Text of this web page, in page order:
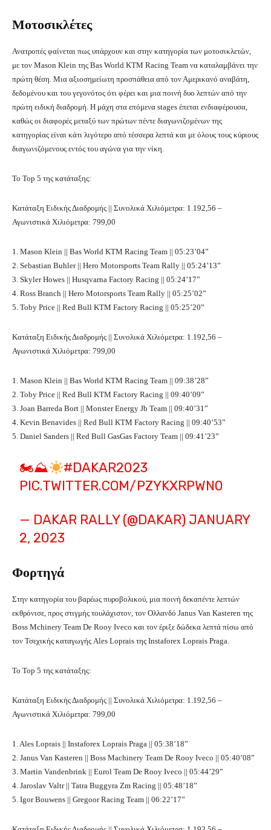
Μοτοσικλέτες
Ανατροπές φαίνεται πως υπάρχουν και στην κατηγορία των μοτοσικλετών,
με τον Mason Klein της Bas World KTM Racing Team να καταλαμβάνει την
πρώτη θέση. Μια αξιοσημείωτη προσπάθεια από τον Αμερικανό αναβάτη,
δεδομένου και του γεγονότος ότι φέρει και μια ποινή δυο λεπτών από την
πρώτη ειδική διαδρομή. Η μάχη στα επόμενα stages έπεται ενδιαφέρουσα,
καθώς οι διαφορές μεταξύ των πρώτων πέντε διαγωνιζομένων της
κατηγορίας είναι κάτι λιγότερο από τέσσερα λεπτά και με όλους τους κύριους
διαγωνιζόμενους εντός του αγώνα για την νίκη.
Το Top 5 της κατάταξης:
Κατάταξη Ειδικής Διαδρομής || Συνολικά Χιλιόμετρα: 1.192,56 –
Αγωνιστικά Χιλιόμετρα: 799,00
1. Mason Klein || Bas World KTM Racing Team || 05:23’04”
2. Sebastian Buhler || Hero Motorsports Team Rally || 05:24’13”
3. Skyler Howes || Husqvarna Factory Racing || 05:24’17”
4. Ross Branch || Hero Motorsports Team Rally || 05:25’02”
5. Toby Price || Red Bull KTM Factory Racing || 05:25’20”
Κατάταξη Ειδικής Διαδρομής || Συνολικά Χιλιόμετρα: 1.192,56 –
Αγωνιστικά Χιλιόμετρα: 799,00
1. Mason Klein || Bas World KTM Racing Team || 09:38’28”
2. Toby Price || Red Bull KTM Factory Racing || 09:40’09”
3. Joan Barreda Bort || Monster Energy Jb Team || 09:40’31”
4. Kevin Benavides || Red Bull KTM Factory Racing || 09:40’53”
5. Daniel Sanders || Red Bull GasGas Factory Team || 09:41’23”
🏍⛰
#DAKAR2023
PIC.TWITTER.COM/PZYKXRPWN0
— DAKAR RALLY (@DAKAR) JANUARY
2, 2023
Φορτηγά
Στην κατηγορία του βαρέως πυροβολικού, μια ποινή δεκαπέντε λεπτών
εκθρόνισε, προς στιγμής τουλάχιστον, τον Ολλανδό Janus Van Kasteren της
Boss Mchinery Team De Rooy Iveco και τον έριξε δώδεκα λεπτά πίσω από
τον Τσεχικής καταγωγής Ales Loprais της Instaforex Loprais Praga.
Το Top 5 της κατάταξης:
Κατάταξη Ειδικής Διαδρομής || Συνολικά Χιλιόμετρα: 1.192,56 –
Αγωνιστικά Χιλιόμετρα: 799,00
1. Ales Loprais || Instaforex Loprais Praga || 05:38’18”
2. Janus Van Kasteren || Boss Machinery Team De Rooy Iveco || 05:40’08”
3. Martin Vandenbrink || Eurol Team De Rooy Iveco || 05:44’29”
4. Jaroslav Valtr || Tatra Buggyra Zm Racing || 05:48’18”
5. Igor Bouwens || Gregoor Racing Team || 06:22’17”